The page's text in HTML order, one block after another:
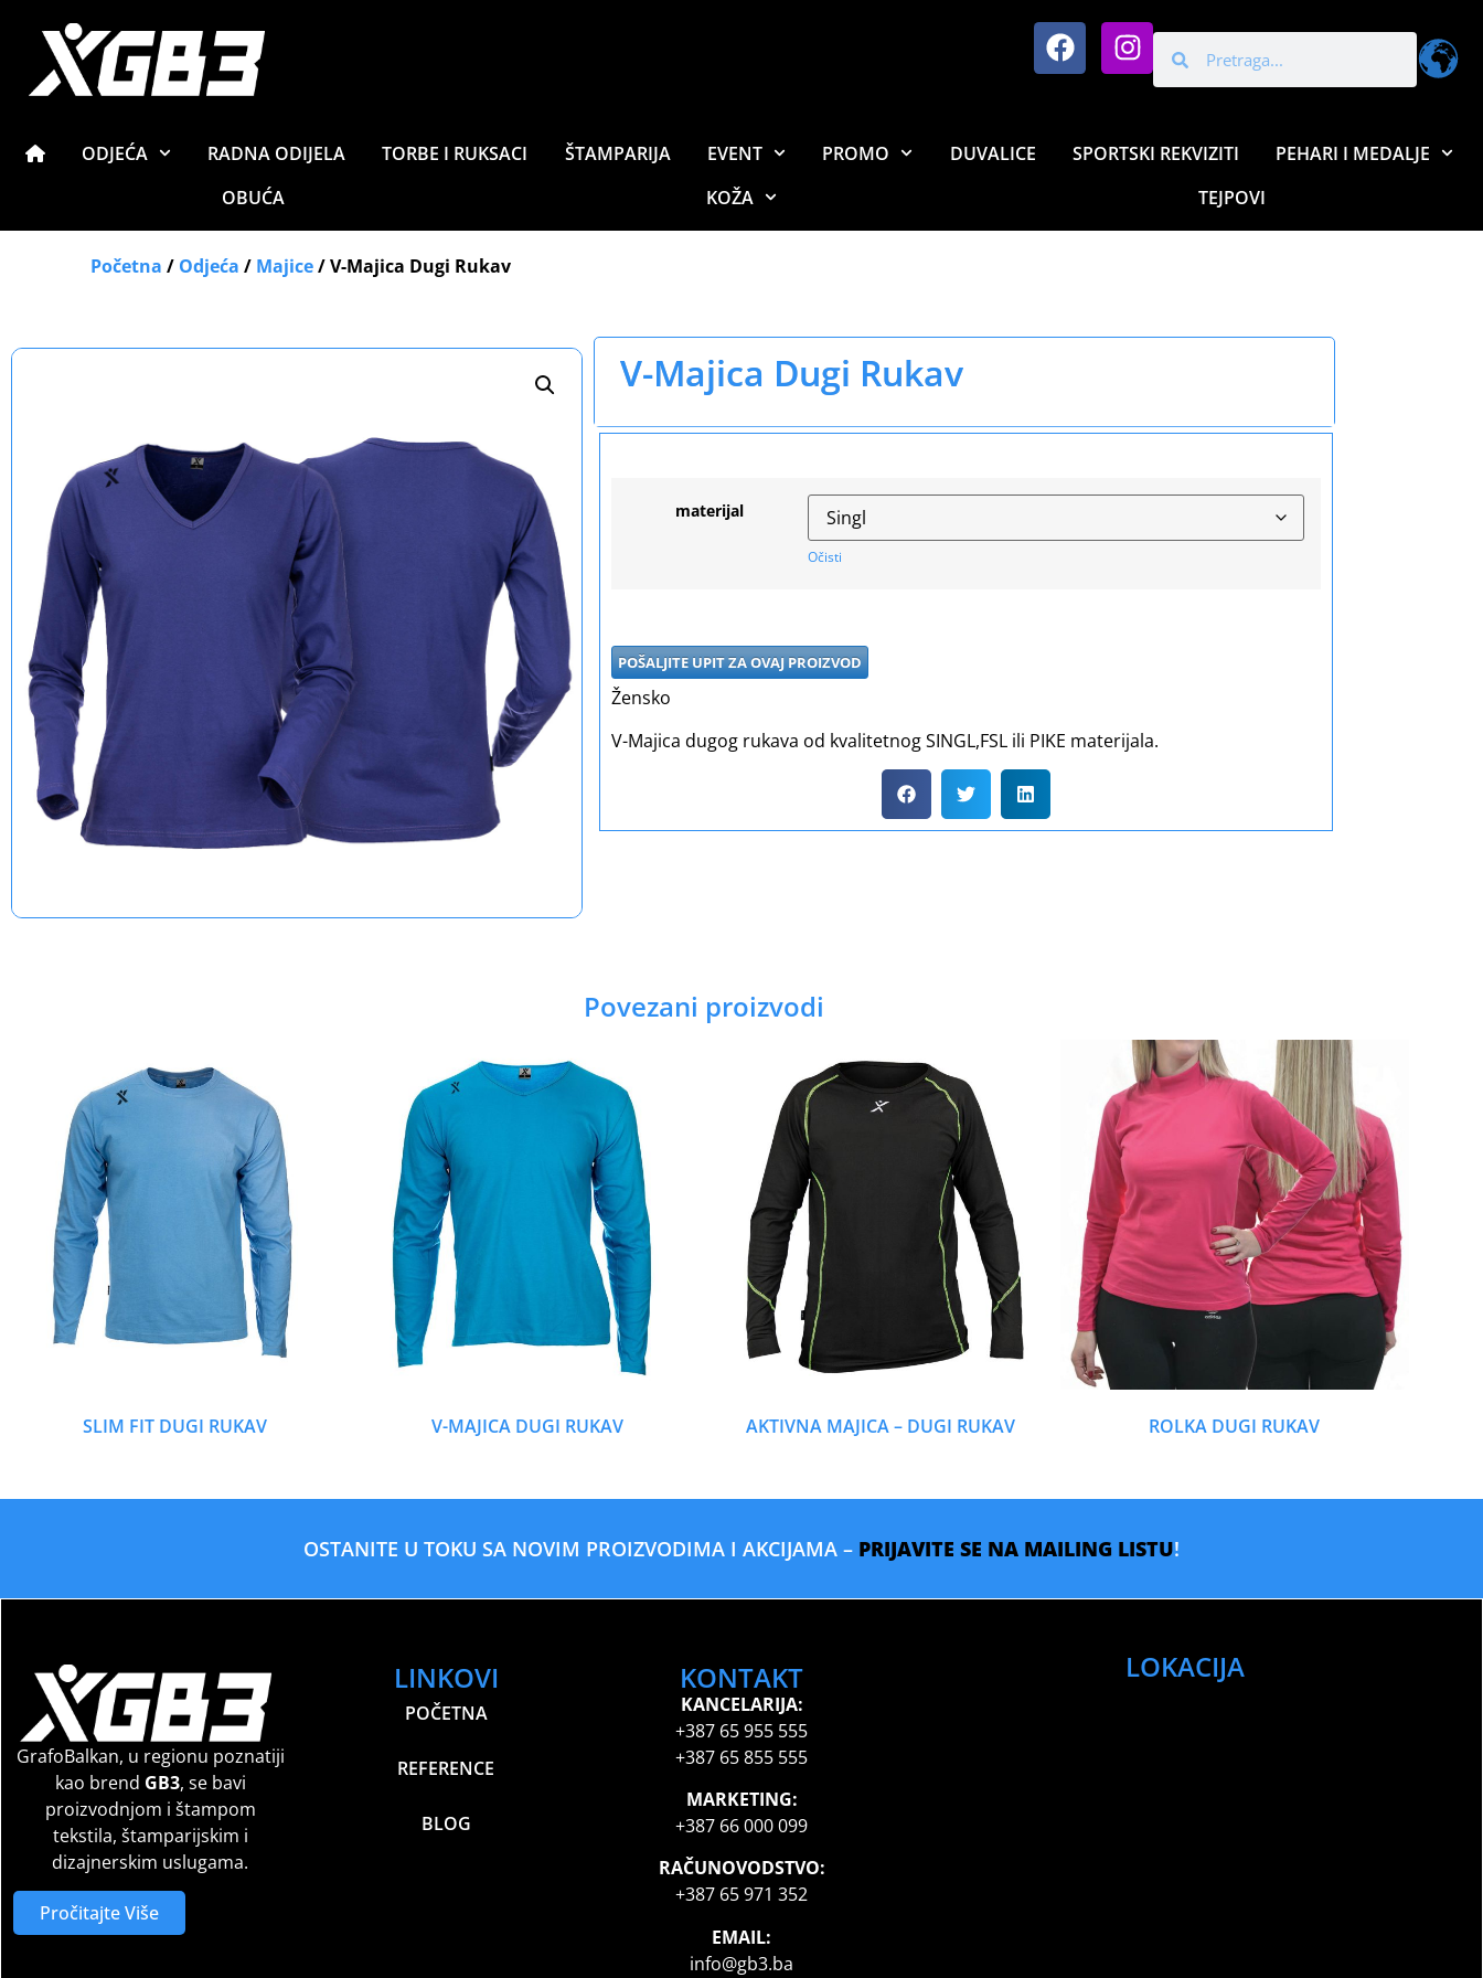
ODJEĆA RADNA ODIJELA TORBE I RUKSACI ŠTAMPARIJA EVENT PROMO DUVALICE SPORTSKI REKVIZITI
PEHARI I MEDALJE
OBUĆA
KOŽA TEJPOVI
Početna / Odjeća / Majice/ V-Majica Dugi Rukav
V-Majica Dugi Rukav
materijal
Očisti
POŠALJITE UPIT ZA OVAJ PROIZVOD
Žensko
V-Majica dugog rukava od kvalitetnog SINGL,FSL ili PIKE materijala.
Povezani proizvodi
SLIM FIT DUGI RUKAV V-MAJICA DUGI RUKAV AKTIVNA MAJICA – DUGI RUKAV ROLKA DUGI RUKAV
OSTANITE U TOKU SA NOVIM PROIZVODIMA I AKCIJAMA – PRIJAVITE SE NA MAILING LISTU!
GrafoBalkan, u regionu poznatiji
kao brend GB3, se bavi
proizvodnjom i štampom
tekstila, štamparijskim i
dizajnerskim uslugama.
Pročitajte Više
LINKOVI
POČETNA
REFERENCE
BLOG
KONTAKT
KANCELARIJA:
+387 65 955 555
+387 65 855 555
MARKETING:
+387 66 000 099
RAČUNOVODSTVO:
+387 65 971 352
EMAIL:
info@gb3.ba
LOKACIJA